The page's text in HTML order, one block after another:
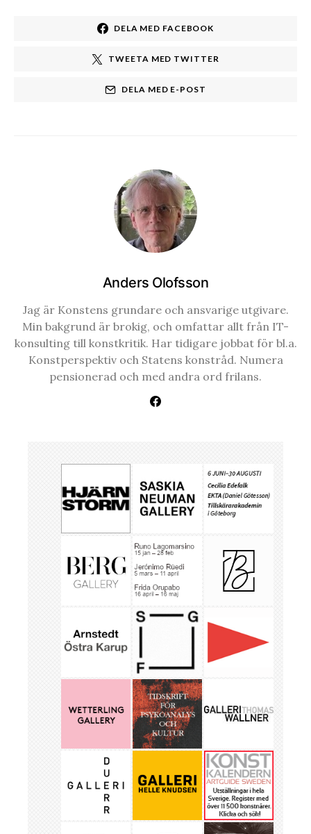
DELA MED FACEBOOK
TWEETA MED TWITTER
DELA MED E-POST
Anders Olofsson
Jag är Konstens grundare och ansvarige utgivare.
Min bakgrund är brokig, och omfattar allt från IT-
konsulting till konstkritik. Har tidigare jobbat för bl.a.
Konstperspektiv och Statens konstråd. Numera
pensionerad och med andra ord frilans.